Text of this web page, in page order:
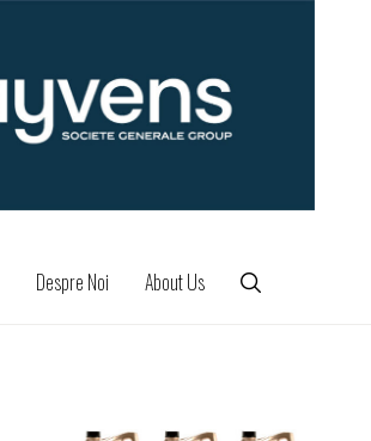
Despre Noi About Us